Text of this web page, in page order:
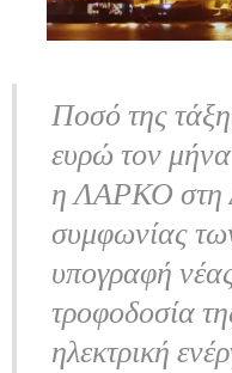
Ποσό της
ευρώ τον μήνα
η ΛΑΡΚΟ στη
συμφωνίας
υπογραφή
τροφοδοσία
ηλεκτρική